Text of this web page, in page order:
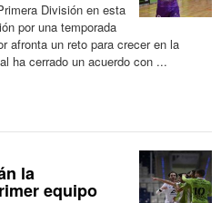
División en esta
por una temporada
afronta un reto para crecer en la
ha cerrado un acuerdo con ...
la
equipo